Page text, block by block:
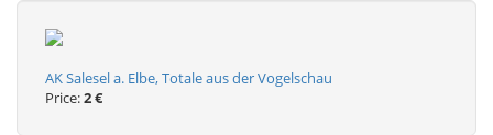
AK Salesel a. Elbe, Totale aus der Vogelschau
Price:2 €